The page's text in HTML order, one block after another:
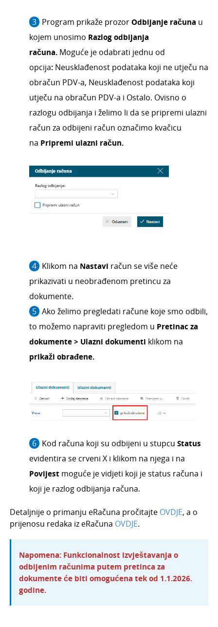
Program prikaže prozorOdbijanje računa u
kojem unosimo Razlog odbijanja
računa. Moguće je odabrati jednu od
opcija: Neusklađenost podataka koji ne utječu na
obračun PDV-a, Neusklađenost podataka koji
utječu na obračun PDV-a i Ostalo. Ovisno o
razlogu odbijanja i želimo li da se pripremi ulazni
račun za odbijeni račun označimo kvačicu
na Pripremi ulazni račun.
Klikom na Nastavi račun se više neće
prikazivati u neobrađenom pretincu za
dokumente.
Ako želimo pregledati račune koje smo odbili,
to možemo napraviti pregledom u Pretinac za
dokumente > Ulazni dokumenti klikom na
prikaži obrađene.
Kod računa koji su odbijeni u stupcu Status
evidentira se crveni X i klikom na njega i na
Povijest moguće je vidjeti koji je status računa i
koji je razlog odbijanja računa.
Detaljnije o primanju eRačuna pročitajte OVDJE, a o
prijenosu redaka iz eRačuna OVDJE.
Napomena: Funkcionalnost izvještavanja o
odbijenim računima putem pretinca za
dokumente će biti omogućena tek od 1.1.2026.
godine.